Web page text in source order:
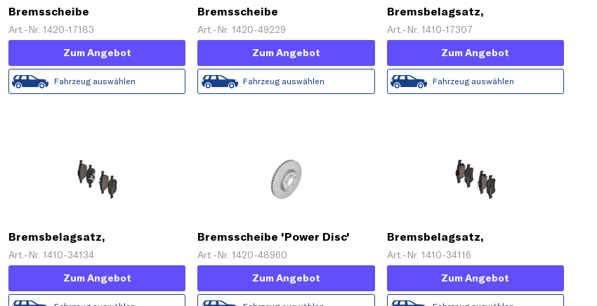
Bremsscheibe
Art.-Nr. 1420-17183
Zum Angebot
Fahrzeug auswählen
Bremsscheibe
Art.-Nr. 1420-49229
Zum Angebot
Fahrzeug auswählen
Bremsbelagsatz,
Scheibenbremse 'ATE Ceramic'
Art.-Nr. 1410-17307
Zum Angebot
Fahrzeug auswählen
Bremsbelagsatz,
Scheibenbremse
Art.-Nr. 1410-34134
Zum Angebot
Bremsscheibe 'Power Disc'
Art.-Nr. 1420-48960
Zum Angebot
Bremsbelagsatz,
Scheibenbremse
Art.-Nr. 1410-34116
Zum Angebot